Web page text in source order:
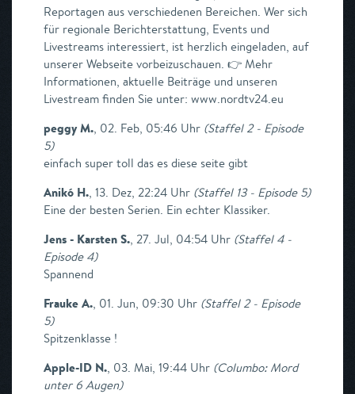
Reportagen aus verschiedenen Bereichen. Wer sich
für regionale Berichterstattung, Events und
Livestreams interessiert, ist herzlich eingeladen, auf
unserer Webseite vorbeizuschauen. 👉 Mehr
Informationen, aktuelle Beiträge und unseren
Livestream finden Sie unter: www.nordtv24.eu
peggy M., 02. Feb, 05:46 Uhr (Staffel 2 - Episode
5)
einfach super toll das es diese seite gibt
Anikó H., 13. Dez, 22:24 Uhr (Staffel 13 - Episode 5)
Eine der besten Serien. Ein echter Klassiker.
Jens - Karsten S., 27. Jul, 04:54 Uhr (Staffel 4 -
Episode 4)
Spannend
Frauke A., 01. Jun, 09:30 Uhr (Staffel 2 - Episode
5)
Spitzenklasse !
Apple-ID N., 03. Mai, 19:44 Uhr (Columbo: Mord
unter 6 Augen)